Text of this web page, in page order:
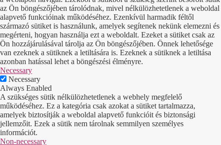
az Ön böngészőjében tárolódnak, mivel nélkülözhetetlenek a weboldal
alapvető funkcióinak működéséhez. Ezenkívül harmadik féltől
származó sütiket is használunk, amelyek segítenek nekünk elemezni és
megérteni, hogyan használja ezt a weboldalt. Ezeket a sütiket csak az
Ön hozzájárulásával tárolja az Ön böngészőjében. Önnek lehetősége
van ezeknek a sütiknek a letiltására is. Ezeknek a sütiknek a letiltása
azonban hatással lehet a böngészési élményre.
Necessary
Necessary
Always Enabled
A szükséges sütik nélkülözhetetlenek a webhely megfelelő
működéséhez. Ez a kategória csak azokat a sütiket tartalmazza,
amelyek biztosítják a weboldal alapvető funkcióit és biztonsági
jellemzőit. Ezek a sütik nem tárolnak semmilyen személyes
információt.
Non-necessary